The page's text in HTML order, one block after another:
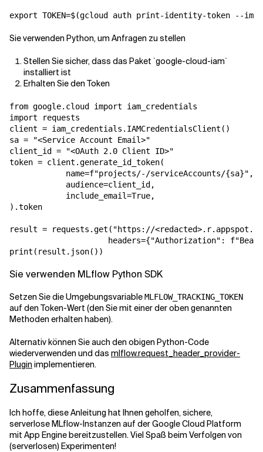
export TOKEN=$(gcloud auth print-identity-token --
Sie verwenden Python, um Anfragen zu stellen
Stellen Sie sicher, dass das Paket `google-cloud-iam`
installiert ist
Erhalten Sie den Token
from google.cloud import iam_credentials
import requests
client = iam_credentials.IAMCredentialsClient()
sa = "<Service Account Email>"
client_id = "<OAuth 2.0 Client ID>"
token = client.generate_id_token(
            name=f"projects/-/serviceAccounts/{sa}",
            audience=client_id,
            include_email=True,
).token
result = requests.get("https://
headers={"Authorization":
print(result.json())
Sie verwenden MLflow Python SDK
Setzen Sie die UmgebungsvariableMLFLOW_TRACKING_TOKEN
auf den Token-Wert (den Sie mit einer der oben genannten
Methoden erhalten haben).
Alternativ können Sie auch den obigen Python-Code
wiederverwenden und das mlflow.request_header_provider-
Plugin implementieren.
Zusammenfassung
Ich hoffe, diese Anleitung hat Ihnen geholfen, sichere,
serverlose MLflow-Instanzen auf der Google Cloud Platform
mit App Engine bereitzustellen. Viel Spaß beim Verfolgen von
(serverlosen) Experimenten!